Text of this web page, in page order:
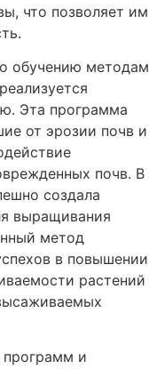
что позволяет им
обучению методам
Эта программа
от эрозии почв и
почв. В
создала
выращивания
метод
в повышении
растений
программ и